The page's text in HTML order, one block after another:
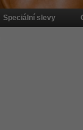
Speciální slevy